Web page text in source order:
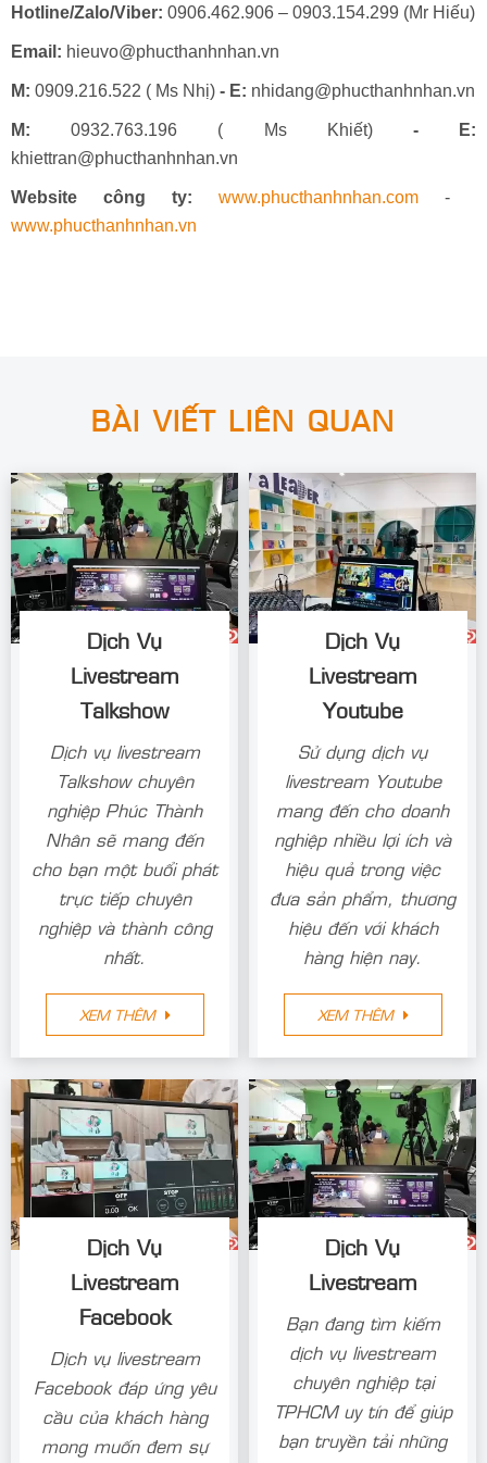
Hotline/Zalo/Viber: 0906.462.906 – 0903.154.299 (Mr Hiếu)
Email: hieuvo@phucthanhnhan.vn
M: 0909.216.522 ( Ms Nhị) - E: nhidang@phucthanhnhan.vn
M: 0932.763.196 ( Ms Khiết) - E:
khiettran@phucthanhnhan.vn
Website công ty: www.phucthanhnhan.com -
www.phucthanhnhan.vn
BÀI VIẾT LIÊN QUAN
Dịch Vụ
Livestream
Talkshow
Dịch vụ livestream
Talkshow chuyên
nghiệp Phúc Thành
Nhân sẽ mang đến
cho bạn một buổi phát
trực tiếp chuyên
nghiệp và thành công
nhất.
XEM THÊM
Dịch Vụ
Livestream
Youtube
Sử dụng dịch vụ
livestream Youtube
mang đến cho doanh
nghiệp nhiều lợi ích và
hiệu quả trong việc
đưa sản phẩm, thương
hiệu đến với khách
hàng hiện nay.
XEM THÊM
Dịch Vụ
Livestream
Facebook
Dịch vụ livestream
Facebook đáp ứng yêu
cầu của khách hàng
mong muốn đem sự
Dịch Vụ
Livestream
Bạn đang tìm kiếm
dịch vụ livestream
chuyên nghiệp tại
TPHCM uy tín để giúp
bạn truyền tải những